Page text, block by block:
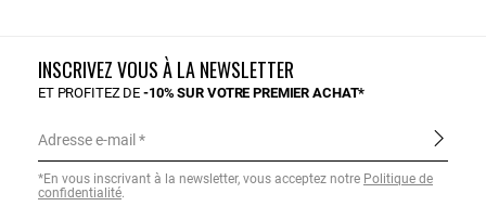
INSCRIVEZ VOUS À LA NEWSLETTER
ET PROFITEZ DE-10% SUR VOTRE PREMIER ACHAT*
Adresse e-mail
*En vous inscrivant à la newsletter, vous acceptez notre Politique de
confidentialité.